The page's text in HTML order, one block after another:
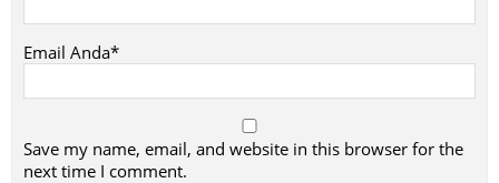
Email Anda*
Save my name, email, and website in this browser for the
next time I comment.